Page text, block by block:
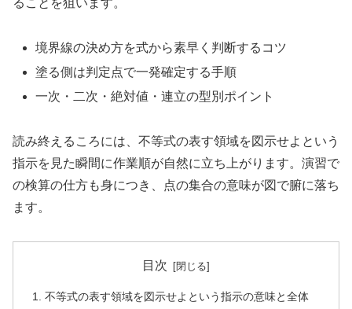
ることを狙います。
境界線の決め方を式から素早く判断するコツ
塗る側は判定点で一発確定する手順
一次・二次・絶対値・連立の型別ポイント
読み終えるころには、不等式の表す領域を図示せよという
指示を見た瞬間に作業順が自然に立ち上がります。演習で
の検算の仕方も身につき、点の集合の意味が図で腑に落ち
ます。
目次
不等式の表す領域を図示せよという指示の意味と全体